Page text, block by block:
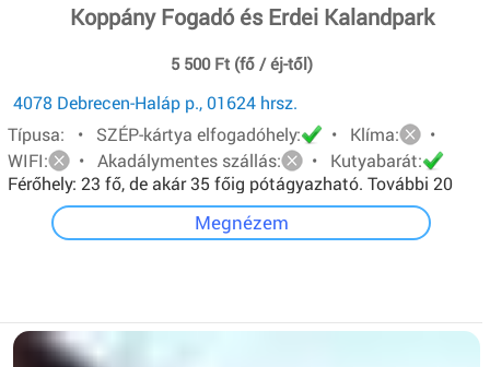
Koppány Fogadó és Erdei Kalandpark
5 500 Ft (fő / éj-től)
4078 Debrecen-Haláp p., 01624 hrsz.
Típusa: • SZÉP-kártya elfogadóhely:
• Klíma:
•
WIFI:
• Akadálymentes szállás:
• Kutyabarát:
Férőhely: 23 fő, de akár 35 főig pótágyazható. További 20
főt pedig sátorban tudunk elhelyezni.
Megnézem